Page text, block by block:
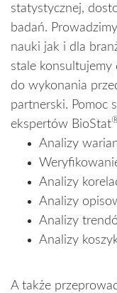
statystycznej,
badań.
nauki jak i dla
stale konsultujemy
do wykonania
partnerski. Pomoc
ekspertów BioStat
Analizy
Analizy
Analizy
Analizy
Analizy
A także